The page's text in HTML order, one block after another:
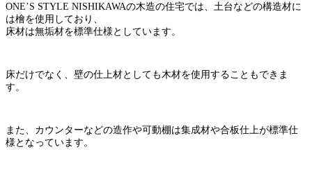
ONE’S STYLE NISHIKAWAの木造の住宅では、土台などの構造材に
は檜を使用しており、
床材は無垢材を標準仕様としています。
床だけでなく、壁の仕上材としても木材を使用することもできま
す。
また、カウンターなどの造作や可動棚は集成材や合板仕上が標準仕
様となっています。